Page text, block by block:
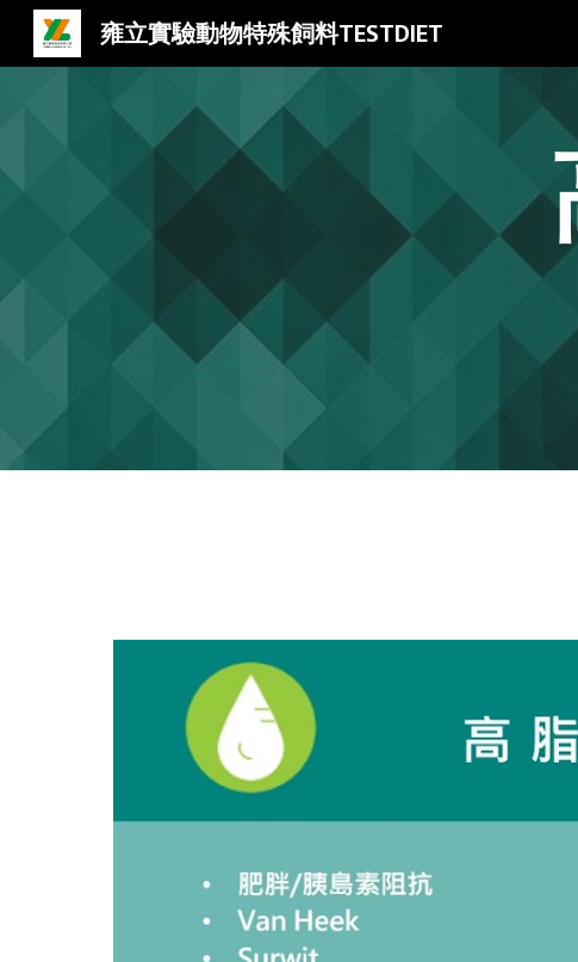
雍立實驗動物特殊飼料TESTDIET